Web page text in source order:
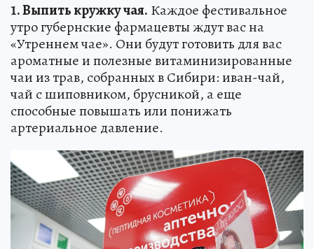
1. Выпить кружку чая. Каждое фестивальное
утро губернские фармацевты ждут вас на
«Утреннем чае». Они будут готовить для вас
ароматные и полезные витаминизированные
чаи из трав, собранных в Сибири: иван-чай,
чай с шиповником, брусникой, а еще
способные повышать или понижать
артериальное давление.